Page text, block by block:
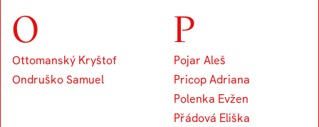
O
Ottomanský Kryštof
Ondruško Samuel
P
Pojar Aleš
Pricop Adriana
Polenka Evžen
Přádová Eliška